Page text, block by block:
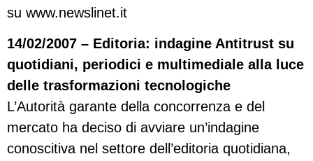
su www.newslinet.it
14/02/2007 – Editoria: indagine Antitrust su
quotidiani, periodici e multimediale alla luce
delle trasformazioni tecnologiche
L’Autorità garante della concorrenza e del
mercato ha deciso di avviare un’indagine
conoscitiva nel settore dell’editoria quotidiana,